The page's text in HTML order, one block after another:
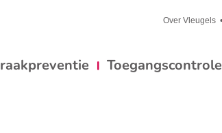
Over Vleugels
Toegangscontrole